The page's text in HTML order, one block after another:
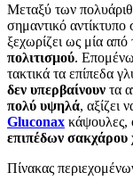
Μεταξύ των
σημαντικό
ξεχωρίζει ως μία από
πολιτισμού.
τακτικά τα επίπεδα
δεν υπερβαίνουν τα
πολύ υψηλά, αξίζει
Gluconax κάψουλες,
επιπέδων σακχάρου
Πίνακας